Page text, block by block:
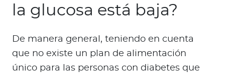
la glucosa está baja?
De manera general, teniendo en cuenta
que no existe un plan de alimentación
único para las personas con diabetes que